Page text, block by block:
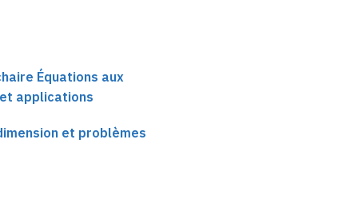
Équations aux
applications
et problèmes